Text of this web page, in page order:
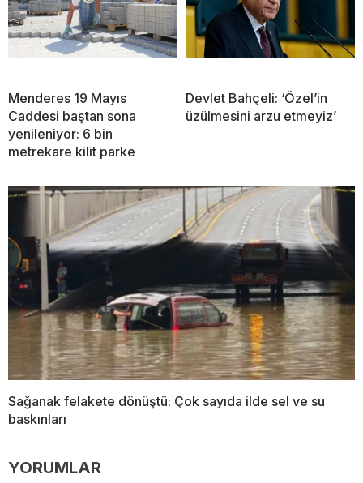
Menderes 19 Mayıs
Caddesi baştan sona
yenileniyor: 6 bin
metrekare kilit parke
Devlet Bahçeli: ‘Özel’in
üzülmesini arzu etmeyiz’
Sağanak felakete dönüştü: Çok sayıda ilde sel ve su
baskınları
YORUMLAR